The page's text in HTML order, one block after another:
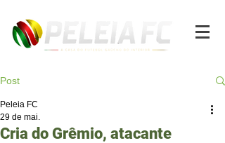
Post
Cria do Grêmio, atacante
Peleia FC
29 de mai.